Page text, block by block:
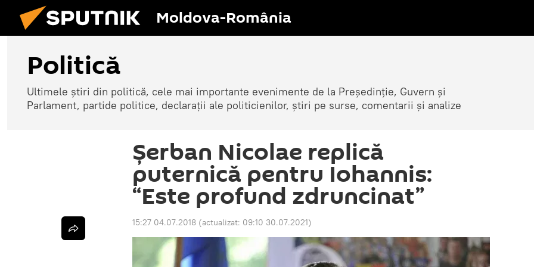
Moldova-România
Politică
Ultimele știri din politică, cele mai importante evenimente de la Președinție, Guvern și
Parlament, partide politice, declarații ale politicienilor, știri pe surse, comentarii și analize
Șerban Nicolae replică
puternică pentru Iohannis:
“Este profund zdruncinat”
15:27 04.07.2018 (actualizat: 09:10 30.07.2021)